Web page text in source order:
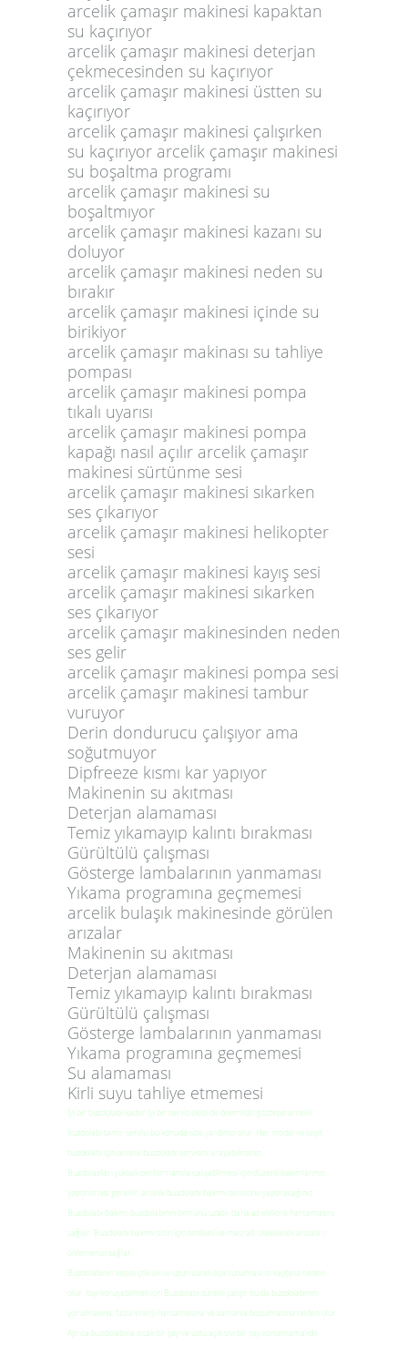
arcelik çamaşır makinesi kapaktan
su kaçırıyor
arcelik çamaşır makinesi deterjan
çekmecesinden su kaçırıyor
arcelik çamaşır makinesi üstten su
kaçırıyor
arcelik çamaşır makinesi çalışırken
su kaçırıyor arcelik çamaşır makinesi
su boşaltma programı
arcelik çamaşır makinesi su
boşaltmıyor
arcelik çamaşır makinesi kazanı su
doluyor
arcelik çamaşır makinesi neden su
bırakır
arcelik çamaşır makinesi içinde su
birikiyor
arcelik çamaşır makinası su tahliye
pompası
arcelik çamaşır makinesi pompa
tıkalı uyarısı
arcelik çamaşır makinesi pompa
kapağı nasıl açılır arcelik çamaşır
makinesi sürtünme sesi
arcelik çamaşır makinesi sıkarken
ses çıkarıyor
arcelik çamaşır makinesi helikopter
sesi
arcelik çamaşır makinesi kayış sesi
arcelik çamaşır makinesi sıkarken
ses çıkarıyor
arcelik çamaşır makinesinden neden
ses gelir
arcelik çamaşır makinesi pompa sesi
arcelik çamaşır makinesi tambur
vuruyor
Derin dondurucu çalışıyor ama
soğutmuyor
Dipfreeze kısmı kar yapıyor
Makinenin su akıtması
Deterjan alamaması
Temiz yıkamayıp kalıntı bırakması
Gürültülü çalışması
Gösterge lambalarının yanmaması
Yıkama programına geçmemesi
arcelik bulaşık makinesinde görülen
arızalar
Makinenin su akıtması
Deterjan alamaması
Temiz yıkamayıp kalıntı bırakması
Gürültülü çalışması
Gösterge lambalarının yanmaması
Yıkama programına geçmemesi
Su alamaması
Kirli suyu tahliye etmemesi
İyi bir buzdolabı kadar iyi bir servis ekibi de önemlidir göztepe arcelik
buzdolabı tamir servisi bu konuda size yardımcı olur. Her model ve ceşit
buzdolabı için arcelik buzdolabı servisini arayabilirsiniz.
Buzdolapları yüksek performansla çalışabilmesi için düzenli bakımlarının
yaptırılması gerekir. arcelik buzdolabı bakımı servisine yaptıracağınız
Buzdolabı bakımı buzdolabının ömrünü uzatır daha az elektrik harcamasını
sağlar. Buzdolabı bakımı sizin için tehlikeli ve masraflı olabilecek arızaları
önlemenizi sağlar.
Buzdolabının kapısı çok sık ve uzun süreli açık tutulması ısı kaybına neden
olur. Isıyı koruyabilmek için Buzdolabı sürekli çalışır bu da buzdolabının
yorulmasına, fazla enerji harcamasına ve zamanla bozulmasına neden olur.
Ayrıca buzdolabına sıcak bir şey ve üstü açık sıvı bir şey konulmamalıdır.